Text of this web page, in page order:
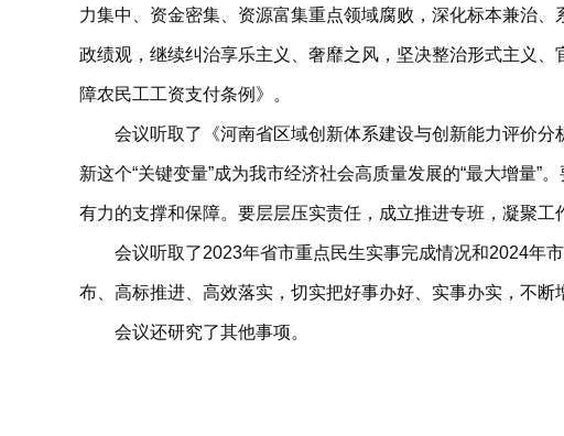
力集中、资金密集、资源富集重点领域腐败，深化标本兼治
政绩观，继续纠治享乐主义、奢靡之风，坚决整治形式主义
障农民工工资支付条例》。
会议听取了《河南省区域创新体系建设与创新能力评价
新这个“关键变量”成为我市经济社会高质量发展的“最大增量
有力的支撑和保障。 要层层压实责任，成立推进专班，凝聚工
会议听取了2023年省市重点民生实事完成情况和2024年
布、高标推进、高效落实，切实把好事办好、实事办实，不断
会议还研究了其他事项。